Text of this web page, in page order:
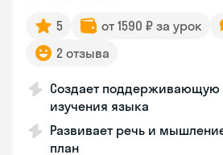
5 от 1590 ₽ за урок
2 отзыва
Создает поддерживающую
изучения языка
Развивает речь и
план